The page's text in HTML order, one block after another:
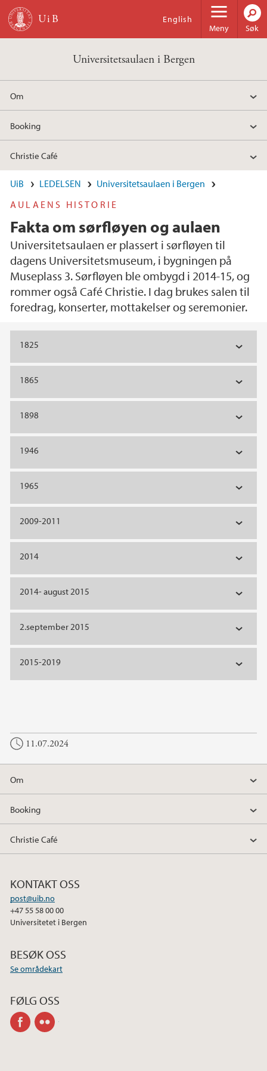
Hopp til hovedinnhold
Meny
English
Søk
Universitetsaulaen i Bergen
Om
Booking
Christie Café
UiB LEDELSEN
Universitetsaulaen i Bergen
AULAENS HISTORIE
Fakta om sørfløyen og aulaen
Universitetsaulaen er plassert i sørfløyen til
dagens Universitetsmuseum, i bygningen på
Museplass 3. Sørfløyen ble ombygd i 2014-15, og
rommer også Café Christie. I dag brukes salen til
foredrag, konserter, mottakelser og seremonier.
Hovedinnhold
1825
1865
1898
1946
1965
2009-2011
2014
2014- august 2015
2.september 2015
2015-2019
11.07.2024
Om
Booking
Christie Café
KONTAKT OSS
post@uib.no
+47 55 58 00 00
Universitetet i Bergen
BESØK OSS
Se områdekart
FØLG OSS
facebook